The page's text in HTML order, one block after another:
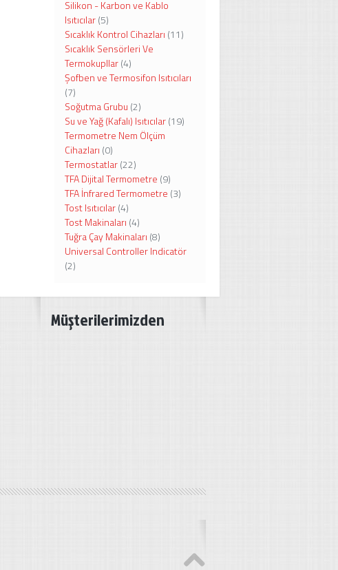
Silikon - Karbon ve Kablo
Isıtıcılar(5)
Sıcaklık Kontrol Cihazları (11)
Sıcaklık Sensörleri Ve
Termokupllar(4)
Şofben ve Termosifon Isıtıcıları
(7)
Soğutma Grubu (2)
Su ve Yağ (Kafalı) Isıtıcılar(19)
Termometre Nem Ölçüm
Cihazları (0)
Termostatlar(22)
TFA Dijital Termometre (9)
TFA İnfrared Termometre (3)
Tost Isıtıcılar(4)
Tost Makinaları (4)
Tuğra Çay Makinaları (8)
Universal Controller Indicatör
(2)
Müşterilerimizden